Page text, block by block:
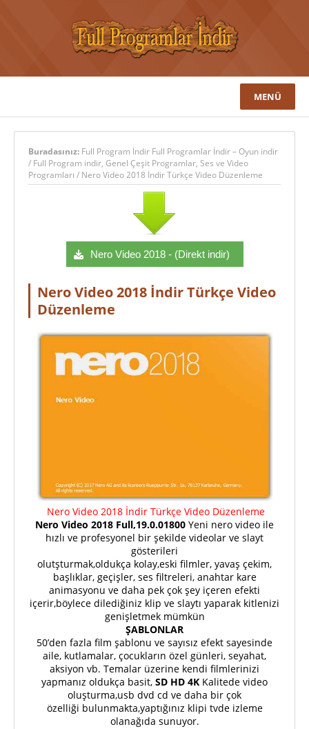
MENÜ
Buradasınız: Full Program İndir Full Programlar İndir – Oyun indir
/ Full Program indir, Genel Çeşit Programlar, Ses ve Video
Programları / Nero Video 2018 İndir Türkçe Video Düzenleme
Nero Video 2018 - (Direkt indir)
Nero Video 2018 İndir Türkçe Video
Düzenleme
Nero Video 2018 İndir Türkçe Video Düzenleme
Nero Video 2018 Full,19.0.01800 Yeni nero video ile
hızlı ve profesyonel bir şekilde videolar ve slayt
gösterileri
olutşturmak,oldukça kolay,eski filmler, yavaş çekim,
başlıklar, geçişler, ses filtreleri, anahtar kare
animasyonu ve daha pek çok şey içeren efekti
içerir,böylece dilediğiniz klip ve slaytı yaparak kitlenizi
genişletmek mümkün
ŞABLONLAR
50’den fazla film şablonu ve sayısız efekt sayesinde
aile, kutlamalar, çocukların özel günleri, seyahat,
aksiyon vb. Temalar üzerine kendi filmlerinizi
yapmanız oldukça basit, SD HD 4K Kalitede video
oluşturma,usb dvd cd ve daha bir çok
özelliği bulunmakta,yaptığınız klipi tvde izleme
olanağıda sunuyor.